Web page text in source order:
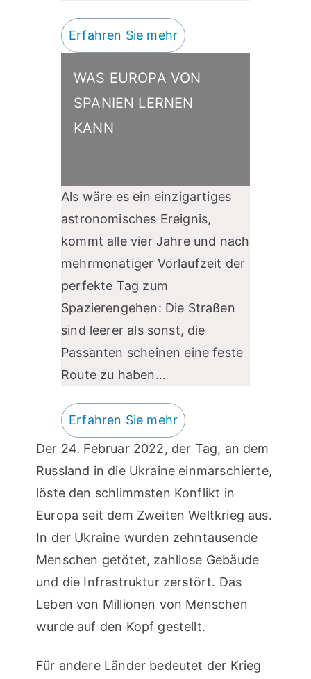
Erfahren Sie mehr
WAS EUROPA VON
SPANIEN LERNEN
KANN
Als wäre es ein einzigartiges
astronomisches Ereignis,
kommt alle vier Jahre und nach
mehrmonatiger Vorlaufzeit der
perfekte Tag zum
Spazierengehen: Die Straßen
sind leerer als sonst, die
Passanten scheinen eine feste
Route zu haben…
Erfahren Sie mehr
Der 24. Februar 2022, der Tag, an dem
Russland in die Ukraine einmarschierte,
löste den schlimmsten Konflikt in
Europa seit dem Zweiten Weltkrieg aus.
In der Ukraine wurden zehntausende
Menschen getötet, zahllose Gebäude
und die Infrastruktur zerstört. Das
Leben von Millionen von Menschen
wurde auf den Kopf gestellt.
Für andere Länder bedeutet der Krieg